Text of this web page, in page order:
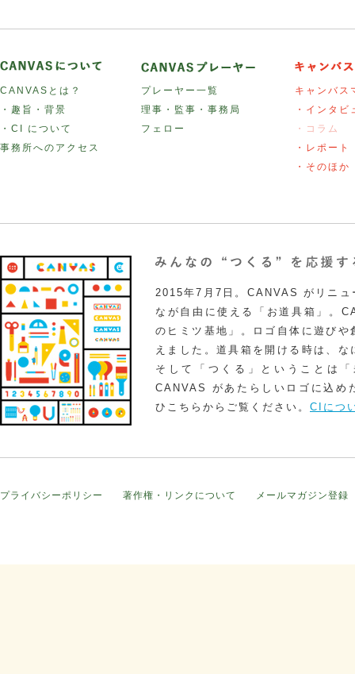
CANVASとは？
・趣旨・背景
・CI について
事務所へのアクセス
プレーヤー一覧
理事・監事・事務局
フェロー
キャンバス
・インタビ
・コラム
・レポート
・そのほか
2015年7月7日。CANVAS がリニュ
なが自由に使える「お道具箱」。
のヒミツ基地」。ロゴ自体に遊び
えました。道具箱を開ける時は、
そして「つくる」ということは
CANVAS があたらしいロゴに込め
ひこちらからご覧ください。 CIにつ
プライバシーポリシー 著作権・リンクについて メールマガジン登録